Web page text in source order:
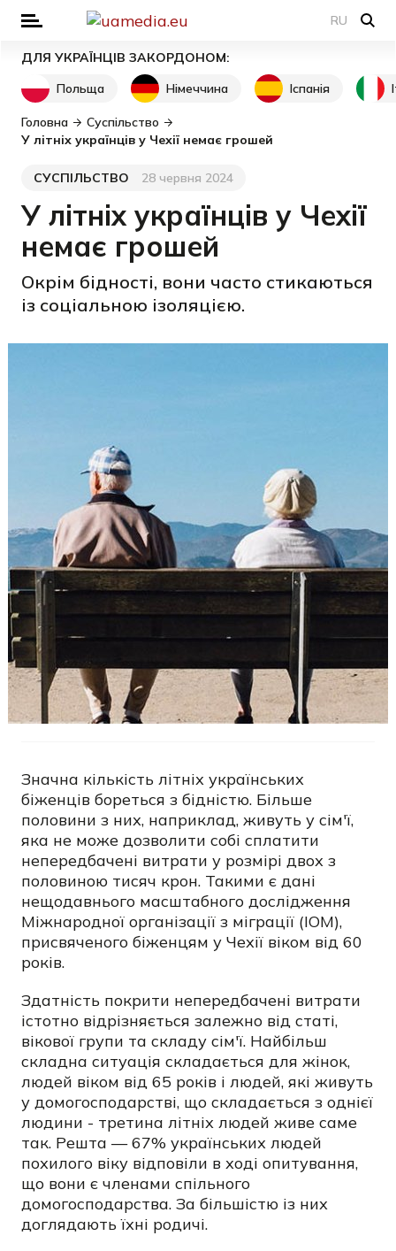
RU
ДЛЯ УКРАЇНЦІВ ЗАКОРДОНОМ:
Польща
Німеччина Іспанія
Головна
Суспільство
У літніх українців у Чехії немає грошей
Категорія
СУСПІЛЬСТВО
Дата публікації28 червня 2024
У літніх українців у Чехії
немає грошей
Окрім бідності, вони часто стикаються
із соціальною ізоляцією.
Значна кількість літніх українських
біженців бореться з бідністю. Більше
половини з них, наприклад, живуть у сім'ї,
яка не може дозволити собі сплатити
непередбачені витрати у розмірі двох з
половиною тисяч крон. Такими є дані
нещодавнього масштабного дослідження
Міжнародної організації з міграції (IOM),
присвяченого біженцям у Чехії віком від 60
років.
Здатність покрити непередбачені витрати
істотно відрізняється залежно від статі,
вікової групи та складу сім'ї. Найбільш
складна ситуація складається для жінок,
людей віком від 65 років і людей, які живуть
у домогосподарстві, що складається з однієї
людини - третина літніх людей живе саме
так. Решта — 67% українських людей
похилого віку відповіли в ході опитування,
що вони є членами спільного
домогосподарства. За більшістю із них
доглядають їхні родичі.